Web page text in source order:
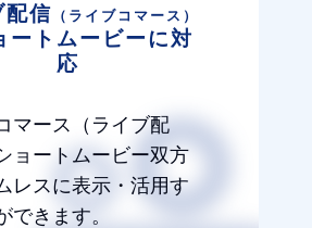
配信 （ライブコマース）
ートムービーに対
応
マース（ライブ配
ョートムービー双方
レスに表示・活用す
できます。